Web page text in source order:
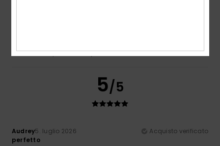
Materiale: 4 Colore: 4
5/5
Audrey5. luglio 2026
Acquisto verificato
perfetto